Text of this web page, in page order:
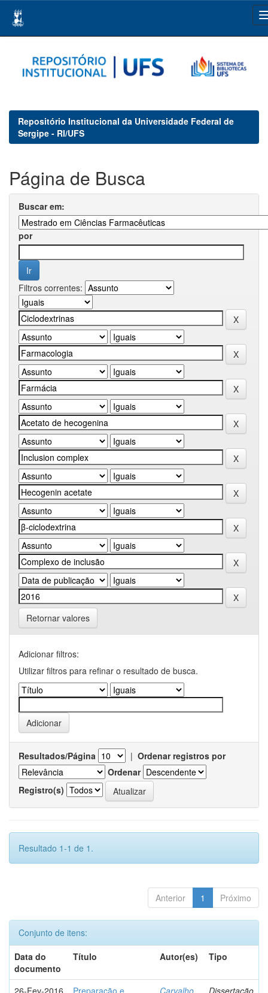
navigation
Repositório Institucional da Universidade Federal de
Sergipe - RI/UFS
Página de Busca
Buscar em:
por
Filtros correntes:
Retornar valores
Adicionar filtros:
Utilizar filtros para refinar o resultado de busca.
Resultados/Página | Ordenar registros por
Ordenar
Registro(s)
Resultado 1-1 de 1.
Anterior 1 Próximo
Conjunto de itens:
Data do
documento
Título Autor(es) Tipo
26-Fev-2016
Preparação e
Carvalho,
Dissertação